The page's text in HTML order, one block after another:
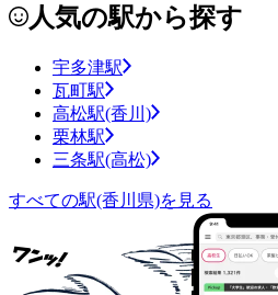
人気の駅から探す
宇多津駅
瓦町駅
高松駅(香川)
栗林駅
三条駅(高松)
すべての駅(香川県)を見る